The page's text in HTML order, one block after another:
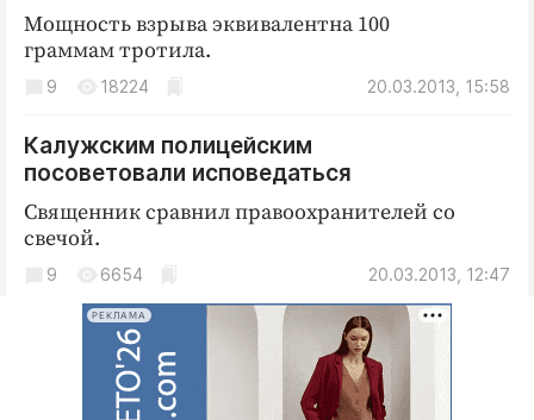
Работодатель года
Мощность взрыва эквивалентна 100
граммам тротила.
20.03.2013, 15:58
9 18224
Калужским полицейским
посоветовали исповедаться
Священник сравнил правоохранителей со
свечой.
20.03.2013, 12:47
9 6654
РЕКЛАМА